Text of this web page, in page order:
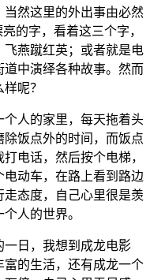
然这里的外出事由必然
的字，看着这三个字，
燕蹴红英；或者就是电
中演绎各种故事。然而
呢？
人的家里，每天拖着头
饭点外的时间，而饭点
电话，然后按个电梯，
动车，在路上看到路边
态度，自己心里很是羡
人的世界。
日，我想到成龙电影
富的生活，还有成龙一个